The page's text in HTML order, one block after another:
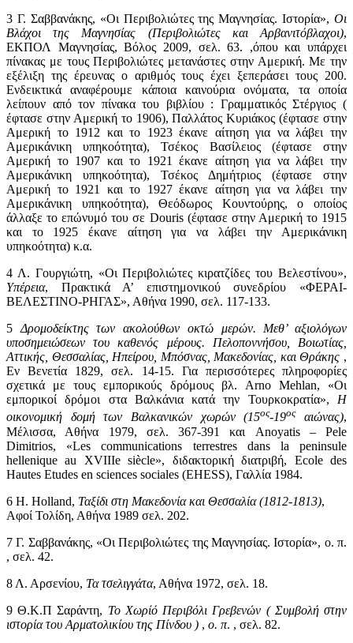
3 Γ. Σαββανάκης, «Οι Περιβολιώτες της Μαγνησίας. Ιστορία», Οι
Βλάχοι της Μαγνησίας (Περιβολιώτες και Αρβανιτόβλαχοι),
ΕΚΠΟΛ Μαγνησίας, Βόλος 2009, σελ. 63. ,όπου και υπάρχει
πίνακας με τους Περιβολιώτες μετανάστες στην Αμερική. Με την
εξέλιξη της έρευνας ο αριθμός τους έχει ξεπεράσει τους 200.
Ενδεικτικά αναφέρουμε κάποια καινούρια ονόματα, τα οποία
λείπουν από τον πίνακα του βιβλίου : Γραμματικός Στέργιος (
έφτασε στην Αμερική το 1906), Παλλάτος Κυριάκος (έφτασε στην
Αμερική το 1912 και το 1923 έκανε αίτηση για να λάβει την
Αμερικάνικη υπηκοότητα), Τσέκος Βασίλειος (έφτασε στην
Αμερική το 1907 και το 1921 έκανε αίτηση για να λάβει την
Αμερικάνικη υπηκοότητα), Τσέκος Δημήτριος (έφτασε στην
Αμερική το 1921 και το 1927 έκανε αίτηση για να λάβει την
Αμερικάνικη υπηκοότητα), Θεόδωρος Κουντούρης, ο οποίος
άλλαξε το επώνυμό του σε Douris (έφτασε στην Αμερική το 1915
και το 1925 έκανε αίτηση για να λάβει την Αμερικάνικη
υπηκοότητα) κ.α.
4 Λ. Γουργιώτη, «Οι Περιβολιώτες κιρατζίδες του Βελεστίνου»,
Υπέρεια, Πρακτικά Α’ επιστημονικού συνεδρίου «ΦΕΡΑΙ-
ΒΕΛΕΣΤΙΝΟ-ΡΗΓΑΣ», Αθήνα 1990, σελ. 117-133.
5 Δρομοδείκτης των ακολούθων οκτώ μερών. Μεθ’ αξιολόγων
υποσημειώσεων του καθενός μέρους. Πελοποννήσου, Βοιωτίας,
Αττικής, Θεσσαλίας, Ηπείρου, Μπόσνας, Μακεδονίας, και Θράκης ,
Εν Βενετία 1829, σελ. 14-15. Για περισσότερες πληροφορίες
σχετικά με τους εμπορικούς δρόμους βλ. Arno Mehlan, «Οι
εμπορικοί δρόμοι στα Βαλκάνια κατά την Τουρκοκρατία», Η
οικονομική δομή των Βαλκανικών χωρών (15ος-19οςαιώνας),
Μέλισσα, Αθήνα 1979, σελ. 367-391 και Anoyatis – Pele
Dimitrios, «Les communications terrestres dans la peninsule
hellenique au XVIIIe siècle», διδακτορική διατριβή, Ecole des
Hautes Etudes en sciences sociales (EHESS), Γαλλία 1984.
6 H. Holland, Ταξίδι στη Μακεδονία και Θεσσαλία (1812-1813),
Αφοί Τολίδη, Αθήνα 1989 σελ. 202.
7 Γ. Σαββανάκης, «Οι Περιβολιώτες της Μαγνησίας. Ιστορία», ο. π.
, σελ. 42.
8 Λ. Αρσενίου, Τα τσελιγγάτα, Αθήνα 1972, σελ. 18.
9 Θ.Κ.Π Σαράντη, Το Χωρίό Περιβόλι Γρεβενών ( Συμβολή στην
ιστορία του Αρματολικίου της Πίνδου ) , ο. π. , σελ. 82.